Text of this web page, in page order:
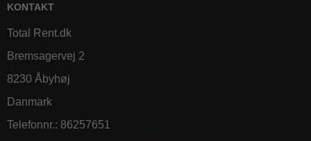
KONTAKT
Total Rent.dk
Bremsagervej 2
8230 Åbyhøj
Danmark
Telefonnr.: 86257651